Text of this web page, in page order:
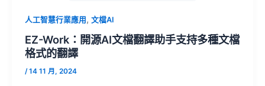
人工智慧行業應用, 文檔AI
EZ-Work：開源AI文檔翻譯助手支持多種文檔
格式的翻譯
/14 11 月, 2024